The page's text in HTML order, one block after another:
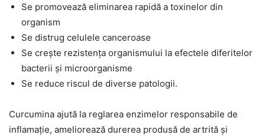
Se promovează eliminarea rapidă a toxinelor din
organism
Se distrug celulele canceroase
Se crește rezistența organismului la efectele diferitelor
bacterii și microorganisme
Se reduce riscul de diverse patologii.
Curcumina ajută la reglarea enzimelor responsabile de
inflamație, ameliorează durerea produsă de artrită și